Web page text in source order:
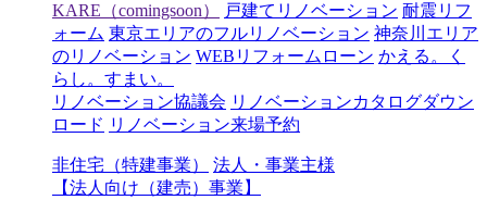
KARE（comingsoon）
戸建てリノベーション 耐震リフ
ォーム 東京エリアのフルリノベーション 神奈川エリア
のリノベーション WEBリフォームローン かえる。く
らし。すまい。
リノベーション協議会 リノベーションカタログダウン
ロード リノベーション来場予約
非住宅（特建事業）
法人・事業主様
【法人向け（建売）事業】